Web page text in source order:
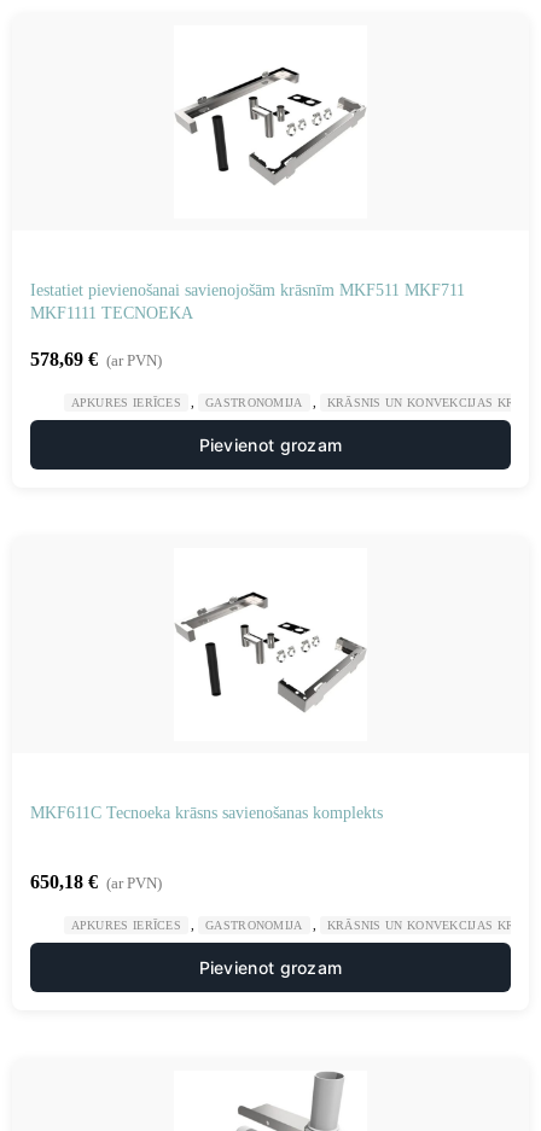
Iestatiet pievienošanai savienojošām krāsnīm MKF511 MKF711
MKF1111 TECNOEKA
578,69 € (ar PVN)
APKURES IERĪCES GASTRONOMIJA KRĀSNIS UN KONVEKCIJAS
Pievienot grozam
MKF611C Tecnoeka krāsns savienošanas komplekts
650,18 € (ar PVN)
APKURES IERĪCES GASTRONOMIJA KRĀSNIS UN KONVEKCIJAS
Pievienot grozam